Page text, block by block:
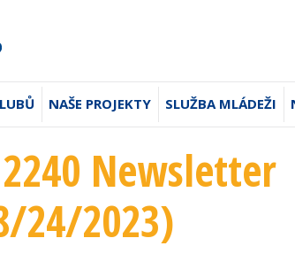
NAŠE PROJEKTY SLUŽBA MLÁDEŽI
Newsletter
24/2023)